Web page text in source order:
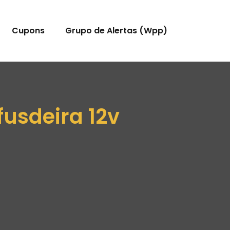
Cupons Grupo de Alertas (Wpp)
12v